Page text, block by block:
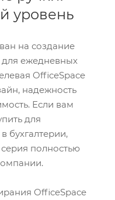
уровень
на создание
ежедневных
OfficeSpace
надежность
Если вам
для
бухгалтерии,
полностью
OfficeSpace